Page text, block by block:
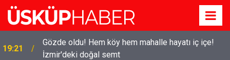
19:21
Gözde oldu! Hem köy hem mahalle hayatı iç içe!
İzmir'deki doğal semt